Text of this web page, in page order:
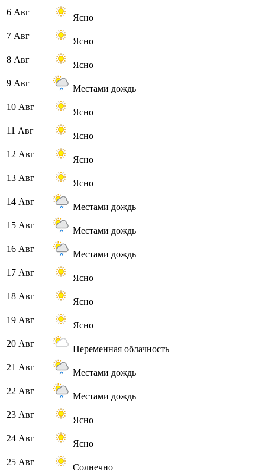
6 Авг
Ясно
7 Авг
Ясно
8 Авг
Ясно
9 Авг
Местами дождь
10 Авг
Ясно
11 Авг
Ясно
12 Авг
Ясно
13 Авг
Ясно
14 Авг
Местами дождь
15 Авг
Местами дождь
16 Авг
Местами дождь
17 Авг
Ясно
18 Авг
Ясно
19 Авг
Ясно
20 Авг
Переменная облачность
21 Авг
Местами дождь
22 Авг
Местами дождь
23 Авг
Ясно
24 Авг
Ясно
25 Авг
Солнечно